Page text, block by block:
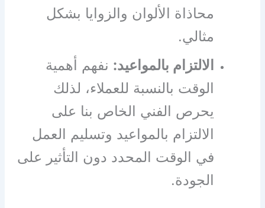
محاذاة الألوان والزوايا بشكل
مثالي.
الالتزام بالمواعيد: نفهم أهمية
الوقت بالنسبة للعملاء، لذلك
يحرص الفني الخاص بنا على
الالتزام بالمواعيد وتسليم العمل
في الوقت المحدد دون التأثير على
الجودة.